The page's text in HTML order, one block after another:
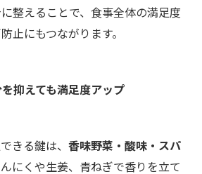
整えることで、食事全体の満足度
止にもつながります。
抑えても満足度アップ
きる鍵は、 香味野菜・酸味・スパ
にくや生姜、青ねぎで香りを立て